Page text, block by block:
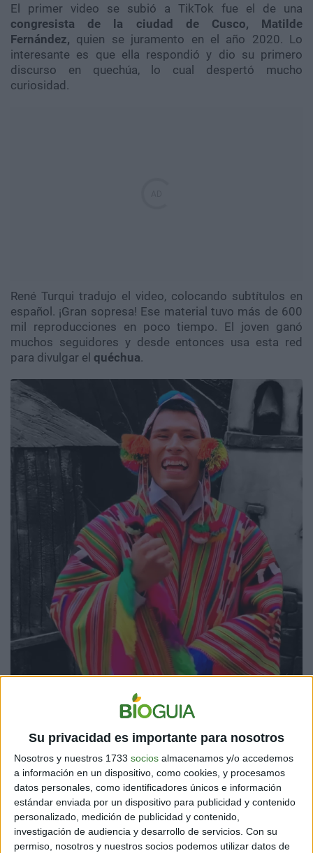
Su privacidad es importante para nosotros
Nosotros y nuestros 1733 socios almacenamos y/o accedemos
a información en un dispositivo, como cookies, y procesamos
datos personales, como identificadores únicos e información
estándar enviada por un dispositivo para publicidad y contenido
personalizado, medición de publicidad y contenido,
investigación de audiencia y desarrollo de servicios. Con su
permiso, nosotros y nuestros socios podemos utilizar datos de
El primer video se subió a TikTok fue el de una
congresista de la ciudad de Cusco, Matilde
Fernández, quien se juramento en el año 2020. Lo
interesante es que ella respondió y dio su primero
discurso en quechúa, lo cual despertó mucho
curiosidad.
René Turqui tradujo el video, colocando subtítulos en
español. ¡Gran sopresa! Ese material tuvo más de 600
mil reproducciones en poco tiempo. El joven ganó
muchos seguidores y desde entonces usa esta red
para divulgar el quéchua.
DESDE MÉXICO, TAMBIÉN SE APRENDE NÁHUATL
Es el caso del docenteJulio Hernández, quien empezó
a usar TikTok durante la pandemia. Al estar bajo
cuarentena, pudo dedicarse a aprender esta
plataforma. A su vez, quiso usar esta red para divulgar
el idioma náhuatl.
Originario de Tlaxcala, Julio Hernández no es nativo de